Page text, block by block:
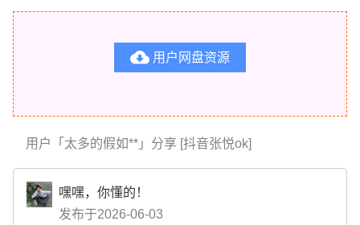
 用户网盘资源
用户「太多的假如**」分享 [抖音张悦ok]
嘿嘿，你懂的！
发布于2026-06-03